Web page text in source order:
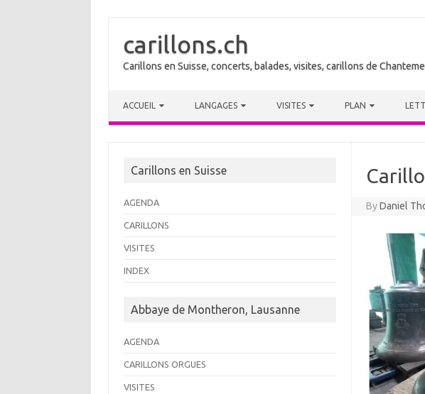
carillons.ch
Carillons en Suisse, concerts, balades, visites, carillons de
ACCUEIL LANGAGES VISITES PLAN
ByDaniel
Carillons en Suisse
AGENDA
CARILLONS
VISITES
INDEX
Abbaye de Montheron, Lausanne
AGENDA
CARILLONS ORGUES
VISITES